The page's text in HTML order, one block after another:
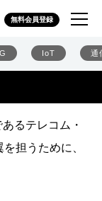
無料会員登録
IoT 通
るテレコム・
担うために、